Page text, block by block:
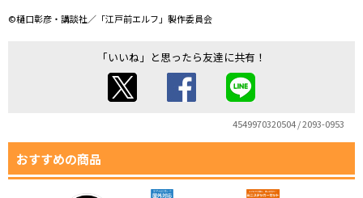
©樋口彰彦・講談社／「江戸前エルフ」製作委員会
「いいね」と思ったら友達に共有！
4549970320504 / 2093-0953
おすすめの商品